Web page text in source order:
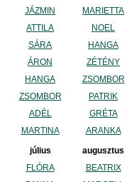
JÁZMIN
ATTILA
SÁRA
ÁRON
HANGA
ZSOMBOR
ADÉL
MARTINA
MARIETTA
NOEL
HANGA
ZÉTÉNY
ZSOMBOR
PATRIK
GRÉTA
ARANKA
július
FLÓRA
augusztus
BEATRIX